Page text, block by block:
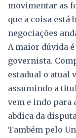
movimentar as
que a coisa está
negociações
A maior dúvida
governista.
estadual o atual
assumindo a
vem e indo para
abdica da
Também pelo